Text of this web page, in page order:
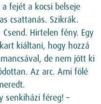
fejét a kocsi belseje
csattanás. Szikrák.
Hirtelen fény. Egy
kiáltani, hogy hozzá
de nem jött ki
Az arc. Ami fölé
senkiházi féreg! –